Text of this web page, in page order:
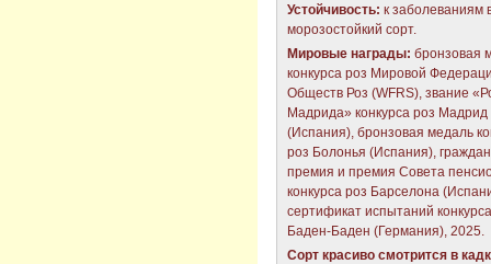
Устойчивость: к заболеваниям
морозостойкий сорт.
Мировые награды: бронзовая
конкурса роз Мировой
Обществ Роз (WFRS), звание
Мадрида» конкурса роз Мадрид
(Испания), бронзовая медаль
роз Болонья (Испания),
премия и премия Совета
конкурса роз Барселона
сертификат испытаний
Баден-Баден (Германия), 2025.
Сорт красиво смотрится в